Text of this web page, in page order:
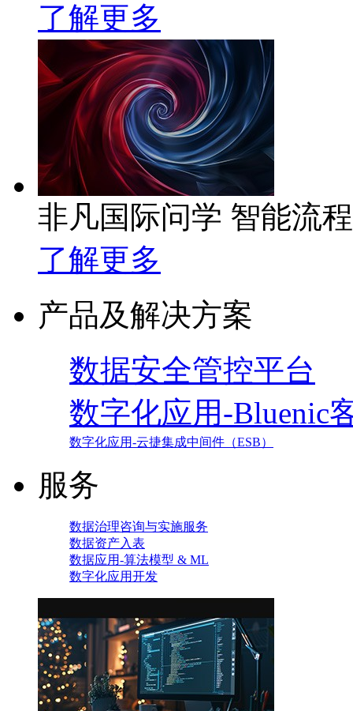
了解更多
非凡国际问学 智能流
了解更多
产品及解决方案
数据安全管控平台
数字化应用-Bluenic
数字化应用-云捷集成中间件（ESB）
服务
数据治理咨询与实施服务
数据资产入表
数据应用-算法模型 & ML
数字化应用开发